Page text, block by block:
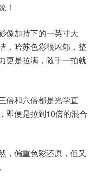
！
像加持下的一英寸大
，哈苏色彩很浓郁，整
更是拉满，随手一拍就
倍和六倍都是光学直
即便是拉到10倍的混合
，偏重色彩还原，但又